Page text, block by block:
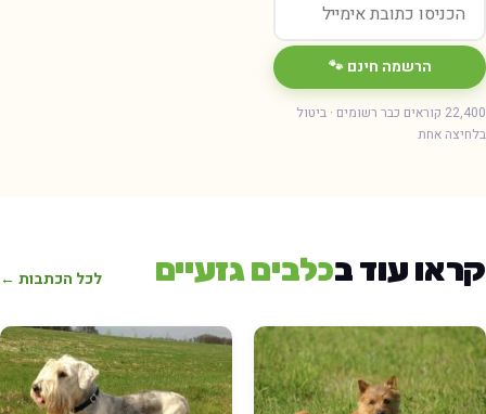
הרשמה חינם 🐾
22,400 קוראים כבר רשומים · ביטול
בלחיצה אחת
קראו עוד בכלבים גזעיים לכל הכתבות ←